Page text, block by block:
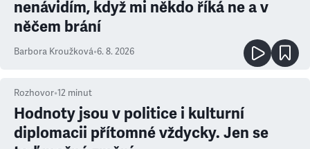
nenávidím, když mi někdo říká ne a v
něčem brání
Barbora Kroužková•6. 8. 2026
Rozhovor•12 minut
Hodnoty jsou v politice i kulturní
diplomacii přítomné vždycky. Jen se